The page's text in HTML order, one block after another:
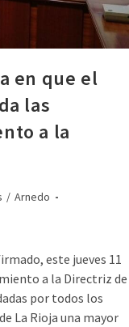
en que el
las
a la
/ Arnedo
este jueves 11
a la Directriz de
por todos los
La Rioja una mayor